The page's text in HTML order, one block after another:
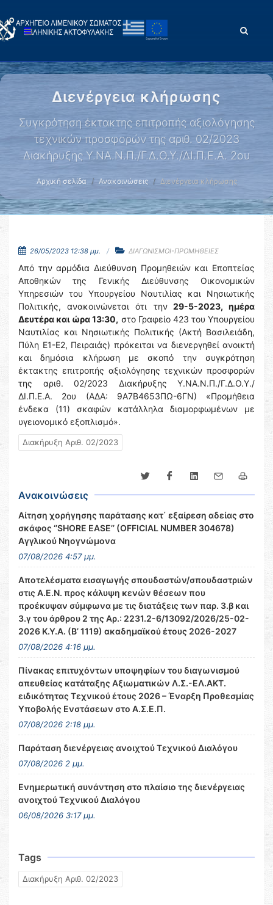
Διενέργεια κλήρωσης
Συγκρότηση έκτακτης επιτροπής αξιολόγησης
τεχνικών προσφορών της αριθ. 02/2023
Διακήρυξης Υ.ΝΑ.Ν.Π./Γ.Δ.Ο.Υ./ΔΙ.Π.Ε.Α. 2ου
Αρχική σελίδα Ανακοινώσεις Διενέργεια κλήρωσης
26/05/2023 12:38 μμ. ΔΙΑΓΩΝΙΣΜΟΙ-ΠΡΟΜΗΘΕΙΕΣ
Από την αρμόδια Διεύθυνση Προμηθειών και Εποπτείας
Αποθηκών της Γενικής Διεύθυνσης Οικονομικών
Υπηρεσιών του Υπουργείου Ναυτιλίας και Νησιωτικής
Πολιτικής, ανακοινώνεται ότι την29-5-2023, ημέρα
Δευτέρα και ώρα 13:30, στο Γραφείο 423 του Υπουργείου
Ναυτιλίας και Νησιωτικής Πολιτικής (Ακτή Βασιλειάδη,
Πύλη Ε1-Ε2, Πειραιάς) πρόκειται να διενεργηθεί ανοικτή
και δημόσια κλήρωση με σκοπό την συγκρότηση
έκτακτης επιτροπής αξιολόγησης τεχνικών προσφορών
της αριθ. 02/2023 Διακήρυξης Υ.ΝΑ.Ν.Π./Γ.Δ.Ο.Υ./
ΔΙ.Π.Ε.Α. 2ου (ΑΔΑ: 9Α7Β4653ΠΩ-6ΓΝ) «Προμήθεια
ένδεκα (11) σκαφών κατάλληλα διαμορφωμένων με
υγειονομικό εξοπλισμό».
Διακήρυξη Αριθ. 02/2023
Ανακοινώσεις
Αίτηση χορήγησης παράτασης κατ΄ εξαίρεση αδείας στο
σκάφος ‘’SHORE EASE’’ (OFFICIAL NUMBER 304678)
Αγγλικού Νηογνώμονα
07/08/2026 4:57 μμ.
Αποτελέσματα εισαγωγής σπουδαστών/σπουδαστριών
στις Α.Ε.Ν. προς κάλυψη κενών θέσεων που
προέκυψαν σύμφωνα με τις διατάξεις των παρ. 3.β και
3.γ του άρθρου 2 της Αρ.: 2231.2-6/13092/2026/25-02-
2026 Κ.Υ.Α. (Β’ 1119) ακαδημαϊκού έτους 2026-2027
07/08/2026 4:16 μμ.
Πίνακας επιτυχόντων υποψηφίων του διαγωνισμού
απευθείας κατάταξης Αξιωματικών Λ.Σ.-ΕΛ.ΑΚΤ.
ειδικότητας Τεχνικού έτους 2026 – Έναρξη Προθεσμίας
Υποβολής Ενστάσεων στο Α.Σ.Ε.Π.
07/08/2026 2:18 μμ.
Παράταση διενέργειας ανοιχτού Τεχνικού Διαλόγου
07/08/2026 2 μμ.
Ενημερωτική συνάντηση στο πλαίσιο της διενέργειας
ανοιχτού Τεχνικού Διαλόγου
06/08/2026 3:17 μμ.
Tags
Διακήρυξη Αριθ. 02/2023